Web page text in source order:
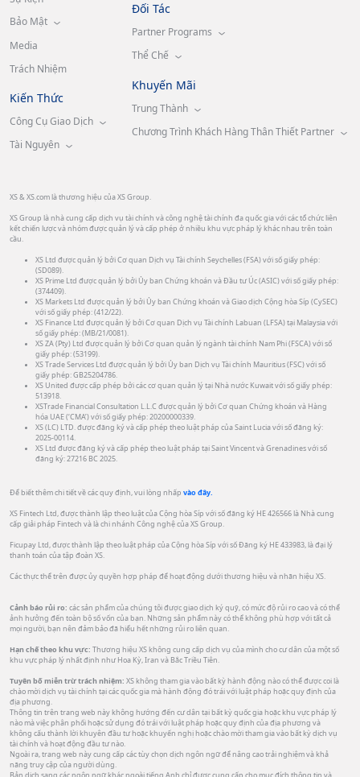
Bảo Mật
Media
Trách Nhiệm
Kiến Thức
Công Cụ Giao Dịch
Tài Nguyên
Đối Tác
Partner Programs
Thể Chế
Khuyến Mãi
Trung Thành
Chương Trình Khách Hàng Thân Thiết Partner
XS & XS.com là thương hiệu của XS Group.
XS Group là nhà cung cấp dịch vụ tài chính và công nghệ tài chính đa quốc gia với các tổ chức liên
kết chiến lược và nhóm được quản lý và cấp phép ở nhiều khu vực pháp lý khác nhau trên toàn
cầu.
XS Ltd được quản lý bởi Cơ quan Dịch vụ Tài chính Seychelles (FSA) với số giấy phép:
(SD089).
XS Prime Ltd được quản lý bởi Ủy ban Chứng khoán và Đầu tư Úc (ASIC) với số giấy phép:
(374409).
XS Markets Ltd được quản lý bởi Ủy ban Chứng khoán và Giao dịch Cộng hòa Síp (CySEC)
với số giấy phép: (412/22).
XS Finance Ltd được quản lý bởi Cơ quan Dịch vụ Tài chính Labuan (LFSA) tại Malaysia với
số giấy phép: (MB/21/0081).
XS ZA (Pty) Ltd được quản lý bởi Cơ quan quản lý ngành tài chính Nam Phi (FSCA) với số
giấy phép: (53199).
XS Trade Services Ltd được quản lý bởi Ủy ban Dịch vụ Tài chính Mauritius (FSC) với số
giấy phép: GB25204786.
XS United được cấp phép bởi các cơ quan quản lý tại Nhà nước Kuwait với số giấy phép:
513918.
XSTrade Financial Consultation L.L.C được quản lý bởi Cơ quan Chứng khoán và Hàng
hóa UAE (‘CMA’) với số giấy phép: 20200000339.
XS (LC) LTD. được đăng ký và cấp phép theo luật pháp của Saint Lucia với số đăng ký:
2025-00114.
XS Ltd được đăng ký và cấp phép theo luật pháp tại Saint Vincent và Grenadines với số
đăng ký: 27216 BC 2025.
Để biết thêm chi tiết về các quy định, vui lòng nhấp vào đây.
XS Fintech Ltd, được thành lập theo luật của Cộng hòa Síp với số đăng ký HE 426566 là Nhà cung
cấp giải pháp Fintech và là chi nhánh Công nghệ của XS Group.
Ficupay Ltd, được thành lập theo luật pháp của Cộng hòa Síp với số Đăng ký HE 433983, là đại lý
thanh toán của tập đoàn XS.
Các thực thể trên được ủy quyền hợp pháp để hoạt động dưới thương hiệu và nhãn hiệu XS.
Cảnh báo rủi ro: các sản phẩm của chúng tôi được giao dịch ký quỹ, có mức độ rủi ro cao và có thể
ảnh hưởng đến toàn bộ số vốn của bạn. Những sản phẩm này có thể không phù hợp với tất cả
mọi người, bạn nên đảm bảo đã hiểu hết những rủi ro liên quan.
Hạn chế theo khu vực: Thương hiệu XS không cung cấp dịch vụ của mình cho cư dân của một số
khu vực pháp lý nhất định như Hoa Kỳ, Iran và Bắc Triều Tiên.
Tuyên bố miễn trừ trách nhiệm: XS không tham gia vào bất kỳ hành động nào có thể được coi là
chào mời dịch vụ tài chính tại các quốc gia mà hành động đó trái với luật pháp hoặc quy định của
địa phương.
Thông tin trên trang web này không hướng đến cư dân tại bất kỳ quốc gia hoặc khu vực pháp lý
nào mà việc phân phối hoặc sử dụng đó trái với luật pháp hoặc quy định của địa phương và
không cấu thành lời khuyên đầu tư hoặc khuyến nghị hoặc chào mời tham gia vào bất kỳ dịch vụ
tài chính và hoạt động đầu tư nào.
Ngoài ra, trang web này cung cấp các tùy chọn dịch ngôn ngữ để nâng cao trải nghiệm và khả
năng truy cập của người dùng.